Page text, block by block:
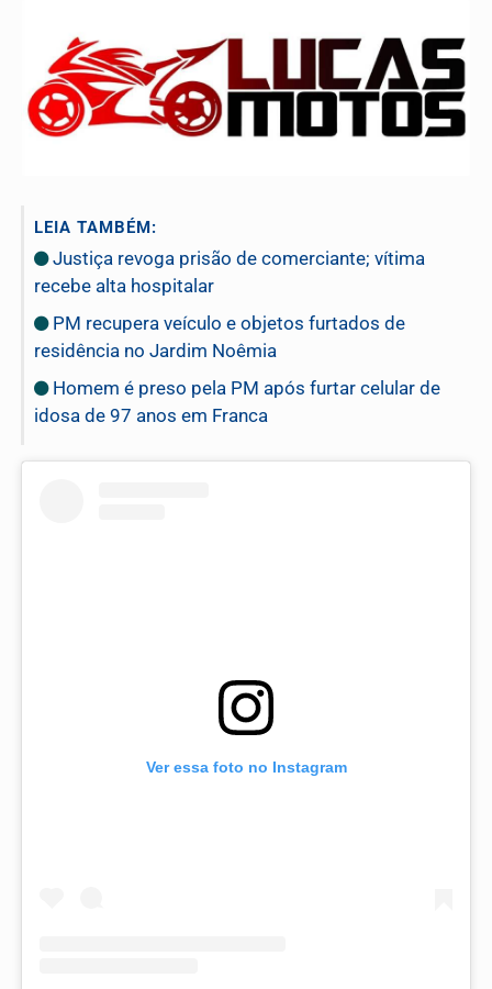
LEIA TAMBÉM:
Justiça revoga prisão de comerciante; vítima
recebe alta hospitalar
PM recupera veículo e objetos furtados de
residência no Jardim Noêmia
Homem é preso pela PM após furtar celular de
idosa de 97 anos em Franca
Ver essa foto no Instagram